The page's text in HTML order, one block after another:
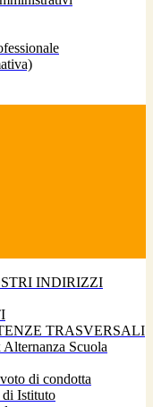
INDIRIZZI
TRASVERSALI
Scuola
di condotta
Istituto